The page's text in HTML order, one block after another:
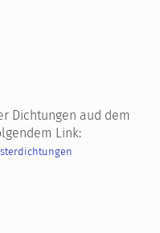
Dichtungen aud dem
Link: